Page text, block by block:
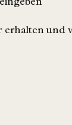
erhalten und